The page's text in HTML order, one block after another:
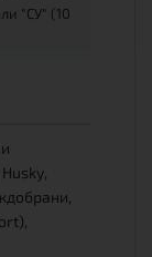
"СУ" (10